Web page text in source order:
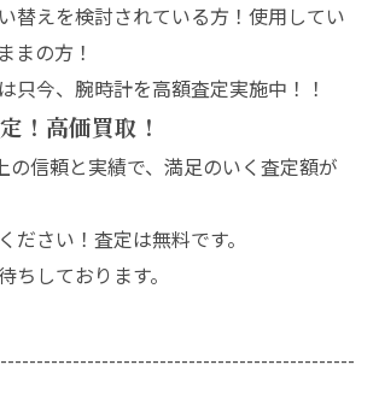
替えを検討されている方！使用してい
まの方！
今、腕時計を高額査定実施中！！
！高価買取！
の信頼と実績で、満足のいく査定額が
ださい！査定は無料です。
ちしております。